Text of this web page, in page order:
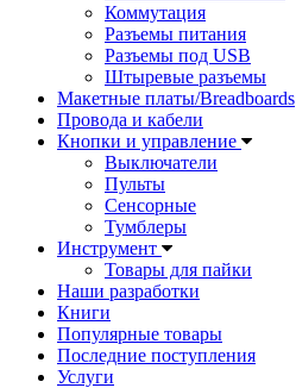
Коммутация
Разъемы питания
Разъемы под USB
Штыревые разъемы
Макетные платы/Breadboards
Провода и кабели
Кнопки и управление
Выключатели
Пульты
Сенсорные
Тумблеры
Инструмент
Товары для пайки
Наши разработки
Книги
Популярные товары
Последние поступления
Услуги